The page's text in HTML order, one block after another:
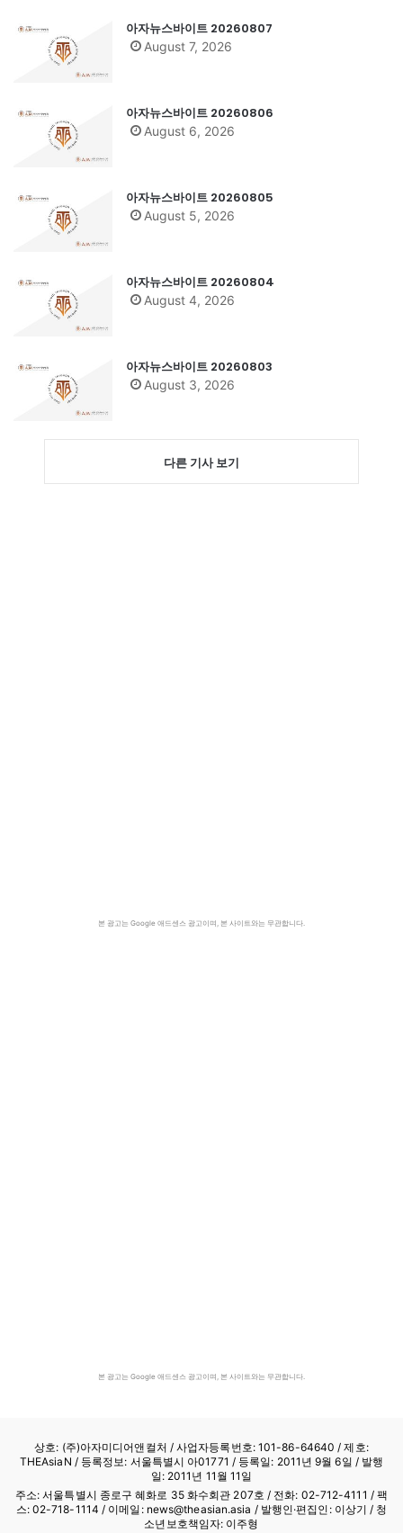
아자뉴스바이트 20260807
August 7, 2026
아자뉴스바이트 20260806
August 6, 2026
아자뉴스바이트 20260805
August 5, 2026
아자뉴스바이트 20260804
August 4, 2026
아자뉴스바이트 20260803
August 3, 2026
다른 기사 보기
본 광고는 Google 애드센스 광고이며, 본 사이트와는 무관합니다.
본 광고는 Google 애드센스 광고이며, 본 사이트와는 무관합니다.
상호: (주)아자미디어앤컬처 /사업자등록번호: 101-86-64640 / 제호:
THEAsiaN / 등록정보: 서울특별시 아01771 / 등록일: 2011년 9월 6일 / 발행
일: 2011년 11월 11일
주소: 서울특별시 종로구 혜화로 35 화수회관 207호 / 전화: 02-712-4111 / 팩
스: 02-718-1114 / 이메일: news@theasian.asia / 발행인·편집인: 이상기 / 청
소년보호책임자: 이주형